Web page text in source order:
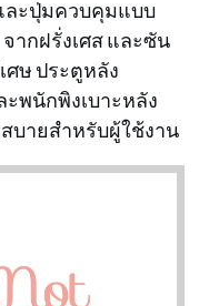
ละปุ่มควบคุมแบบ
ากฝรั่งเศส และซัน
ษ ประตูหลัง
ะพนักพิงเบาะหลัง
บายสำหรับผู้ใช้งาน